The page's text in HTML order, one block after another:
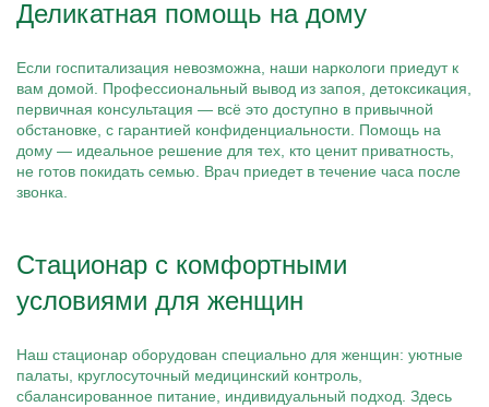
Деликатная помощь на дому
Если госпитализация невозможна, наши наркологи приедут к
вам домой. Профессиональный вывод из запоя, детоксикация,
первичная консультация — всё это доступно в привычной
обстановке, с гарантией конфиденциальности. Помощь на
дому — идеальное решение для тех, кто ценит приватность,
не готов покидать семью. Врач приедет в течение часа после
звонка.
Стационар с комфортными
условиями для женщин
Наш стационар оборудован специально для женщин: уютные
палаты, круглосуточный медицинский контроль,
сбалансированное питание, индивидуальный подход. Здесь